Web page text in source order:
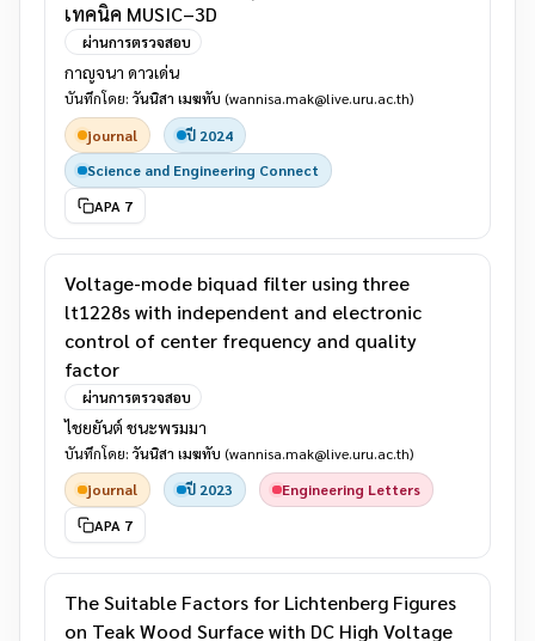
เทคนิค MUSIC–3D
ผ่านการตรวจสอบ
กาญจนา ดาวเด่น
บันทึกโดย: วันนิสา เมฆทับ (wannisa.mak@live.uru.ac.th)
journal
ปี 2024
Science and Engineering Connect
APA 7
Voltage-mode biquad filter using three
lt1228s with independent and electronic
control of center frequency and quality
factor
ผ่านการตรวจสอบ
ไชยยันต์ ชนะพรมมา
บันทึกโดย: วันนิสา เมฆทับ (wannisa.mak@live.uru.ac.th)
journal
ปี 2023
Engineering Letters
APA 7
The Suitable Factors for Lichtenberg Figures
on Teak Wood Surface with DC High Voltage